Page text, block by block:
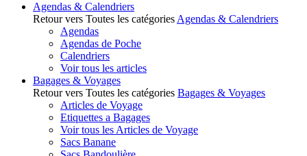
Agendas & Calendriers
Retour vers Toutes les catégories Agendas & Calendriers
Agendas
Agendas de Poche
Calendriers
Voir tous les articles
Bagages & Voyages
Retour vers Toutes les catégories Bagages & Voyages
Articles de Voyage
Etiquettes a Bagages
Voir tous les Articles de Voyage
Sacs Banane